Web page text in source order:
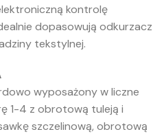
kontrolę
dopasowują odkurzacz
tekstylnej.
wyposażony w liczne
1-4 z obrotową tuleją i
szczelinową, obrotową